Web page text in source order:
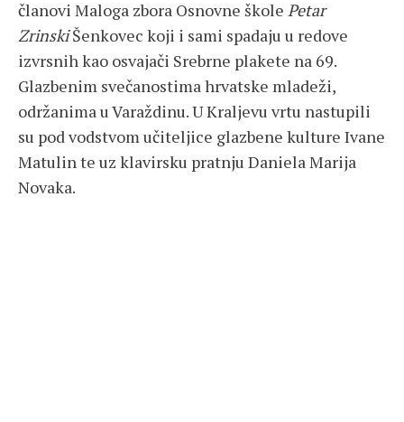
članovi Maloga zbora Osnovne škole Petar
ZrinskiŠenkovec koji i sami spadaju u redove
izvrsnih kao osvajači Srebrne plakete na 69.
Glazbenim svečanostima hrvatske mladeži,
održanima u Varaždinu. U Kraljevu vrtu nastupili
su pod vodstvom učiteljice glazbene kulture Ivane
Matulin te uz klavirsku pratnju Daniela Marija
Novaka.